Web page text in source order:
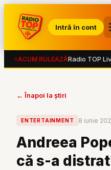
Intră în cont
ACUM RULEAZĂRadio TOP
← Înapoi la știri
ENTERTAINMENT 8 iunie
Andreea
că s-a